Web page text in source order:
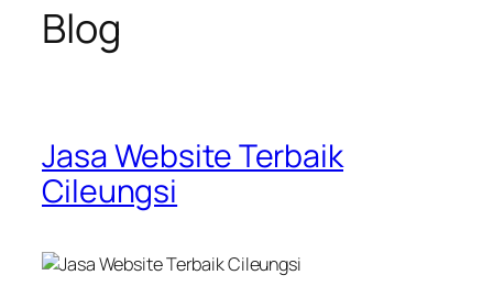
Blog
Jasa Website Terbaik
Cileungsi